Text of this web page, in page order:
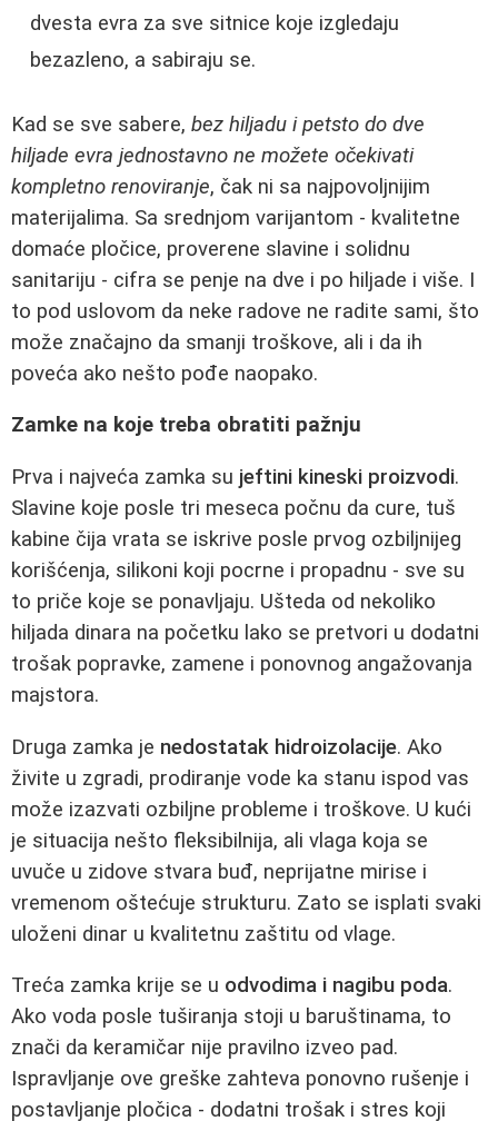
dvesta evra za sve sitnice koje izgledaju
bezazleno, a sabiraju se.
Kad se sve sabere, bez hiljadu i petsto do dve
hiljade evra jednostavno ne možete očekivati
kompletno renoviranje, čak ni sa najpovoljnijim
materijalima. Sa srednjom varijantom - kvalitetne
domaće pločice, proverene slavine i solidnu
sanitariju - cifra se penje na dve i po hiljade i više. I
to pod uslovom da neke radove ne radite sami, što
može značajno da smanji troškove, ali i da ih
poveća ako nešto pođe naopako.
Zamke na koje treba obratiti pažnju
Prva i najveća zamka su jeftini kineski proizvodi.
Slavine koje posle tri meseca počnu da cure, tuš
kabine čija vrata se iskrive posle prvog ozbiljnijeg
korišćenja, silikoni koji pocrne i propadnu - sve su
to priče koje se ponavljaju. Ušteda od nekoliko
hiljada dinara na početku lako se pretvori u dodatni
trošak popravke, zamene i ponovnog angažovanja
majstora.
Druga zamka je nedostatak hidroizolacije. Ako
živite u zgradi, prodiranje vode ka stanu ispod vas
može izazvati ozbiljne probleme i troškove. U kući
je situacija nešto fleksibilnija, ali vlaga koja se
uvuče u zidove stvara buđ, neprijatne mirise i
vremenom oštećuje strukturu. Zato se isplati svaki
uloženi dinar u kvalitetnu zaštitu od vlage.
Treća zamka krije se u odvodima i nagibu poda.
Ako voda posle tuširanja stoji u baruštinama, to
znači da keramičar nije pravilno izveo pad.
Ispravljanje ove greške zahteva ponovno rušenje i
postavljanje pločica - dodatni trošak i stres koji